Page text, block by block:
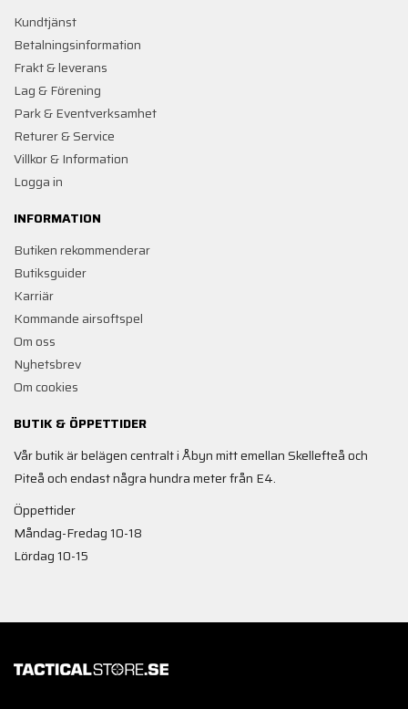
Kundtjänst
Betalningsinformation
Frakt & leverans
Lag & Förening
Park & Eventverksamhet
Returer & Service
Villkor & Information
Logga in
INFORMATION
Butiken rekommenderar
Butiksguider
Karriär
Kommande airsoftspel
Om oss
Nyhetsbrev
Om cookies
BUTIK & ÖPPETTIDER
Vår butik är belägen centralt i Åbyn mitt emellan Skellefteå och
Piteå och endast några hundra meter från E4.
Öppettider
Måndag-Fredag 10-18
Lördag 10-15